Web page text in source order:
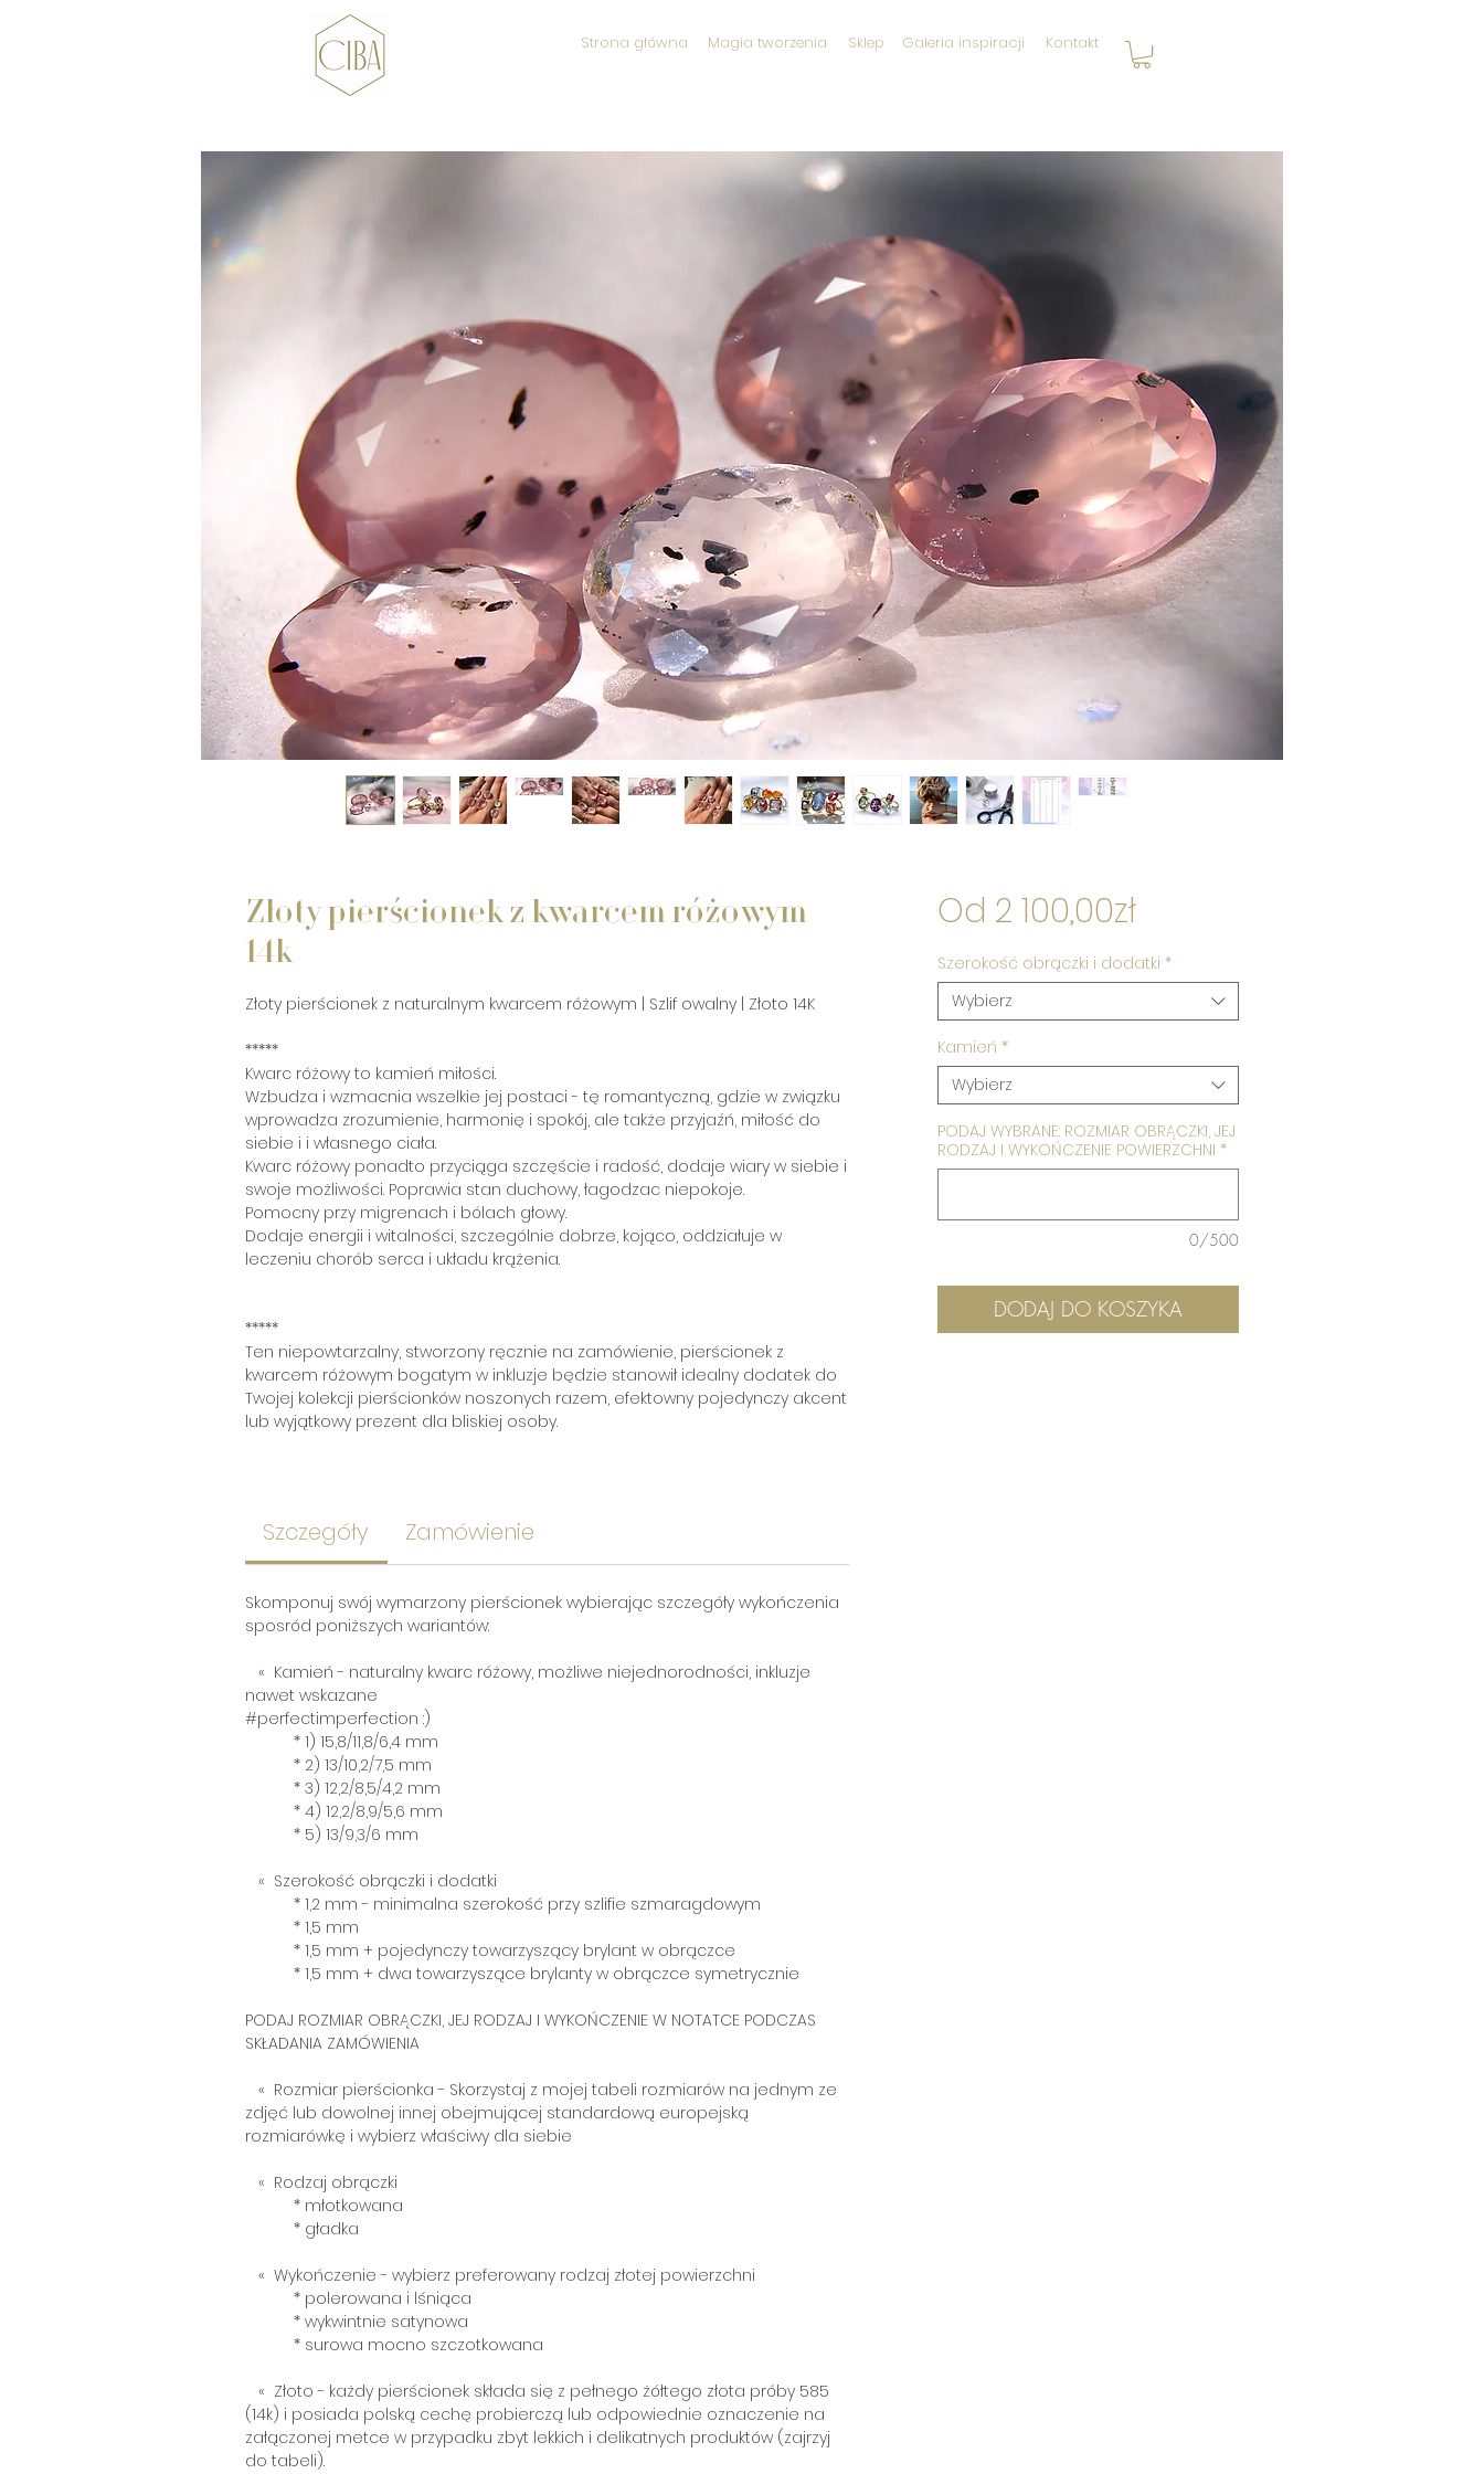
Strona główna Magia tworzenia Sklep Galeria inspiracji Kontakt
Złoty pierścionek z kwarcem różowym
14k
Złoty pierścionek z naturalnym kwarcem różowym | Szlif owalny | Złoto 14K
*****
Kwarc różowy to kamień miłości.
Wzbudza i wzmacnia wszelkie jej postaci - tę romantyczną, gdzie w związku
wprowadza zrozumienie, harmonię i spokój, ale także przyjaźń, miłość do
siebie i i własnego ciała.
Kwarc różowy ponadto przyciąga szczęście i radość, dodaje wiary w siebie i
swoje możliwości. Poprawia stan duchowy, łagodzac niepokoje.
Pomocny przy migrenach i bólach głowy.
Dodaje energii i witalności, szczególnie dobrze, kojąco, oddziałuje w
leczeniu chorób serca i układu krążenia.
*****
Ten niepowtarzalny, stworzony ręcznie na zamówienie, pierścionek z
kwarcem różowym bogatym w inkluzje będzie stanowił idealny dodatek do
Twojej kolekcji pierścionków noszonych razem, efektowny pojedynczy akcent
lub wyjątkowy prezent dla bliskiej osoby.
Szczegóły Zamówienie
Skomponuj swój wymarzony pierścionek wybierając szczegóły wykończenia
sposród poniższych wariantów:
« Kamień - naturalny kwarc różowy, możliwe niejednorodności, inkluzje
nawet wskazane
#perfectimperfection :)
* 1) 15,8/11,8/6,4 mm
* 2) 13/10,2/7,5 mm
* 3) 12,2/8,5/4,2 mm
* 4) 12,2/8,9/5,6 mm
* 5) 13/9,3/6 mm
« Szerokość obrączki i dodatki
* 1,2 mm - minimalna szerokość przy szlifie szmaragdowym
* 1,5 mm
* 1,5 mm + pojedynczy towarzyszący brylant w obrączce
* 1,5 mm + dwa towarzyszące brylanty w obrączce symetrycznie
PODAJ ROZMIAR OBRĄCZKI, JEJ RODZAJ I WYKOŃCZENIE W NOTATCE PODCZAS
SKŁADANIA ZAMÓWIENIA
« Rozmiar pierścionka - Skorzystaj z mojej tabeli rozmiarów na jednym ze
zdjęć lub dowolnej innej obejmującej standardową europejską
rozmiarówkę i wybierz właściwy dla siebie
« Rodzaj obrączki
* młotkowana
* gładka
« Wykończenie - wybierz preferowany rodzaj złotej powierzchni
* polerowana i lśniąca
* wykwintnie satynowa
* surowa mocno szczotkowana
« Złoto - każdy pierścionek składa się z pełnego żółtego złota próby 585
(14k) i posiada polską cechę probierczą lub odpowiednie oznaczenie na
załączonej metce w przypadku zbyt lekkich i delikatnych produktów (zajrzyj
do tabeli).
Od 2 100,00złCena
Rabatowa
Szerokość obrączki i dodatki *
Wybierz
Kamień *
Wybierz
PODAJ WYBRANE: ROZMIAR OBRĄCZKI, JEJ
RODZAJ I WYKOŃCZENIE POWIERZCHNI *
0/500
DODAJ DO KOSZYKA